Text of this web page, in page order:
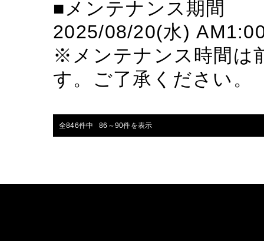
■メンテナンス期間
2025/08/20(水)
※メンテナンス時間は
す。ご了承ください。
全846件中 86～90件を表示